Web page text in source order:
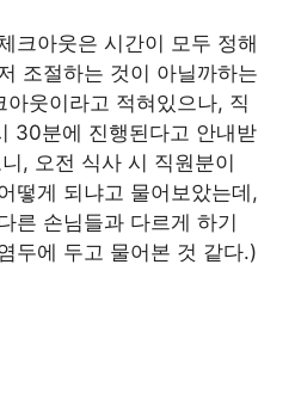
크아웃은 시간이 모두 정해
조절하는 것이 아닐까하는
웃이라고 적혀있으나, 직
30분에 진행된다고 안내받
, 오전 식사 시 직원분이
떻게 되냐고 물어보았는데,
른 손님들과 다르게 하기
두에 두고 물어본 것 같다.)